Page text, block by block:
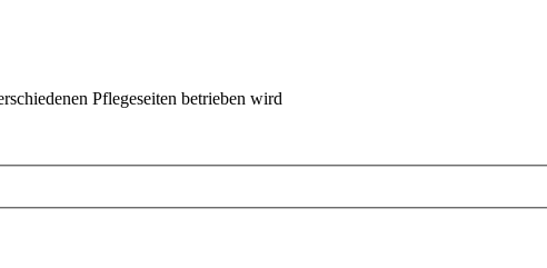
Pflegeseiten betrieben wird